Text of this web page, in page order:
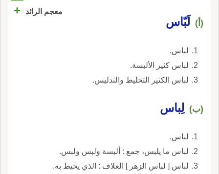
معجم الرائد +
(أ) لَبّاس
لباس.
لباس كثير الألبسة.
لباس الكثير التخليط والتدليس.
(ب) لِباس
لباس.
لباس ما يلبس، جمع : ألبسة ولبس ولبس.
لباس [ لباس الزهر ] الغلاف : الذي يحيط به.